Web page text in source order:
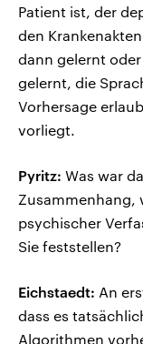
Patient ist, der
den
dann gelernt
gelernt, die
Vorhersage
vorliegt.
Pyritz: Was war
Zusammenhang,
psychischer
Sie feststellen?
Eichstaedt: An
dass es
Algorithmen